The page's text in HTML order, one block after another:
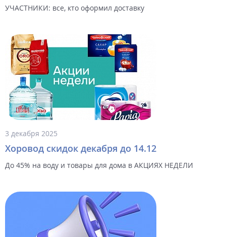
УЧАСТНИКИ: все, кто оформил доставку
3 декабря 2025
Хоровод скидок декабря до 14.12
До 45% на воду и товары для дома в АКЦИЯХ НЕДЕЛИ